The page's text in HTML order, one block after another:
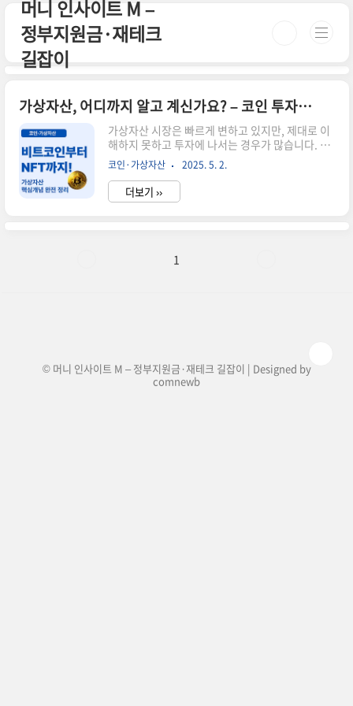
본문 바로가기
머니 인사이트 M –
정부지원금·재테크
길잡이
가상자산, 어디까지 알고 계신가요? – 코인 투자의 핵심 가이드 총정리
가상자산 시장은 빠르게 변하고 있지만, 제대로 이
해하지 못하고 투자에 나서는 경우가 많습니다. 이
글에서는 비트코인과 이더리움을 포함한 주요 코인
개념부터, 디파이(DeFi), NFT, CBDC 등 최근 주
목받는 트렌드까지 가상자산의 핵심 개념을 총정리
해드릴게요!📌 코인과 토큰의 차이코인: 자체 블록
(DeFi): 탈중앙화 금융 시스템. 중개자 없이 금융거
코인·가상자산 2025. 5. 2.
더보기 ››
1
© 머니 인사이트 M – 정부지원금·재테크 길잡이 | Designed by
comnewb